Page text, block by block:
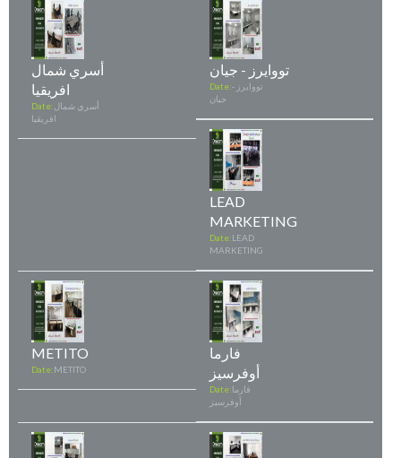
أسري شمال
افريقيا
Date: أسري شمال
افريقيا
تووايرز - جيان
Date:تووايرز -
جيان
LEAD
MARKETING
Date:LEAD
MARKETING
METITO
Date:METITO
فارما
أوفرسيز
Date:فارما
أوفرسيز